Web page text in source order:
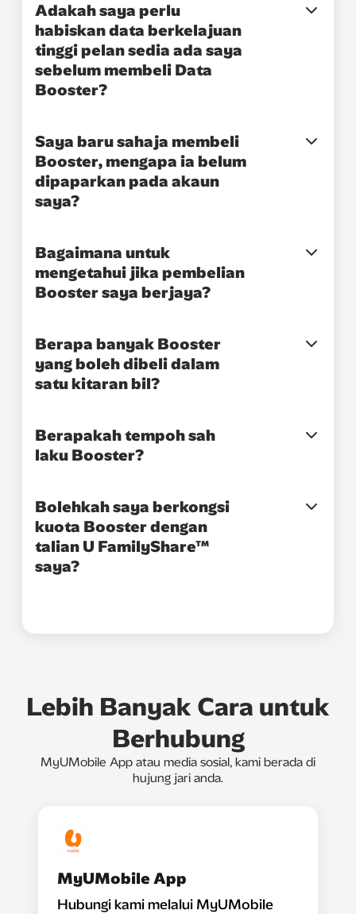
Adakah saya perlu
habiskan data berkelajuan
tinggi pelan sedia ada saya
sebelum membeli Data
Booster?
Saya baru sahaja membeli
Booster, mengapa ia belum
dipaparkan pada akaun
saya?
Bagaimana untuk
mengetahui jika pembelian
Booster saya berjaya?
Berapa banyak Booster
yang boleh dibeli dalam
satu kitaran bil?
Berapakah tempoh sah
laku Booster?
Bolehkah saya berkongsi
kuota Booster dengan
talian U FamilyShare™
saya?
Lebih Banyak Cara untuk
Berhubung
MyUMobile App atau media sosial, kami berada di
hujung jari anda.
MyUMobile App
Hubungi kami melalui MyUMobile